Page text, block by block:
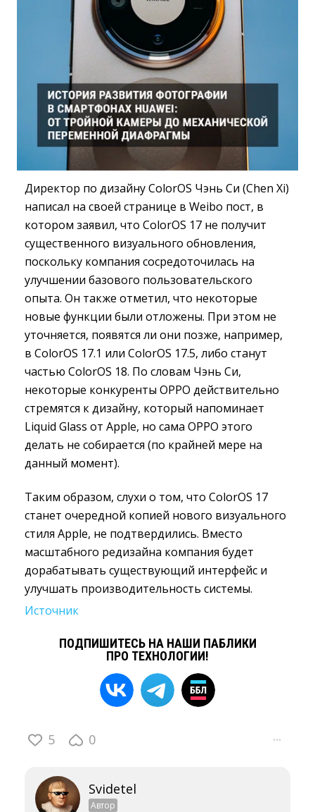
Директор по дизайну ColorOS Чэнь Си (Chen Xi)
написал на своей странице в Weibo пост, в
котором заявил, что ColorOS 17 не получит
существенного визуального обновления,
поскольку компания сосредоточилась на
улучшении базового пользовательского
опыта. Он также отметил, что некоторые
новые функции были отложены. При этом не
уточняется, появятся ли они позже, например,
в ColorOS 17.1 или ColorOS 17.5, либо станут
частью ColorOS 18. По словам Чэнь Си,
некоторые конкуренты OPPO действительно
стремятся к дизайну, который напоминает
Liquid Glass от Apple, но сама OPPO этого
делать не собирается (по крайней мере на
данный момент).
Таким образом, слухи о том, что ColorOS 17
станет очередной копией нового визуального
стиля Apple, не подтвердились. Вместо
масштабного редизайна компания будет
дорабатывать существующий интерфейс и
улучшать производительность системы.
Источник
ПОДПИШИТЕСЬ НА НАШИ ПАБЛИКИ
ПРО ТЕХНОЛОГИИ!
5 0 ···
Svidetel
Автор